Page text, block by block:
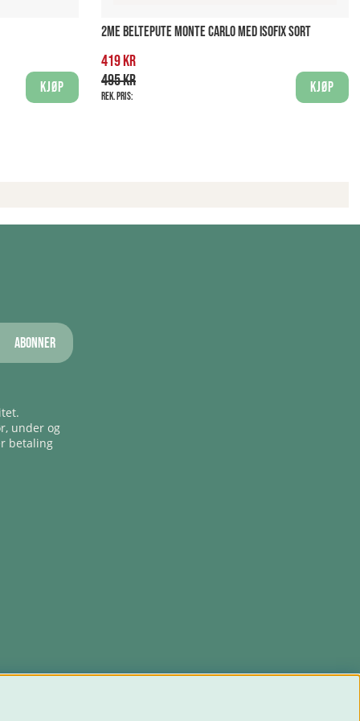
Kjøp
2ME BELTEPUTE MONTE CARLO MED ISOFIX SORT
419 kr
495 kr
Rek. pris:
Kjøp
Abonner
under og
betaling